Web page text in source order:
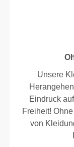
Unsere
Eindruck
Freiheit!
von